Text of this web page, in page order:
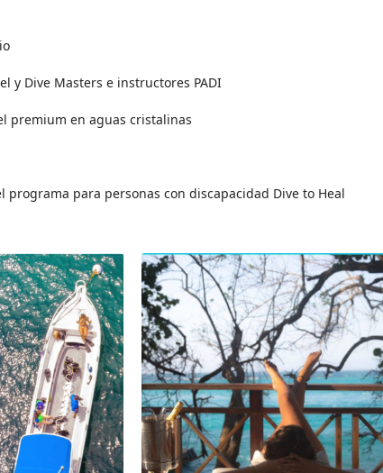
y Dive Masters e instructores PADI
premium en aguas cristalinas
para personas con discapacidad Dive to Heal
a las Islas del
Bienvenida en nuestra base de buceo,
ubicada en uno de los mejores hoteles de
las islas. Revisión y entrega del equipo de
buceo.